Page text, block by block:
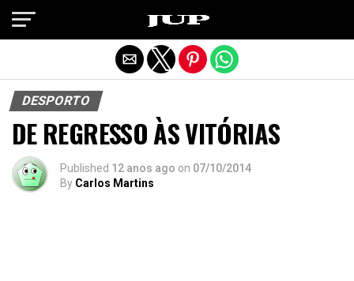
DESPORTO
DE REGRESSO ÀS VITÓRIAS
Published 12 anos ago on 07/10/2014
By Carlos Martins
Exit mobile version